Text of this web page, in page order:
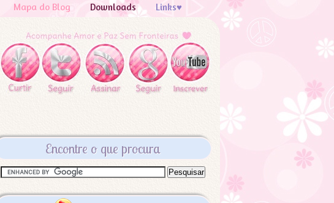
Mapa do Blog Downloads Links♥
Encontre o que procura